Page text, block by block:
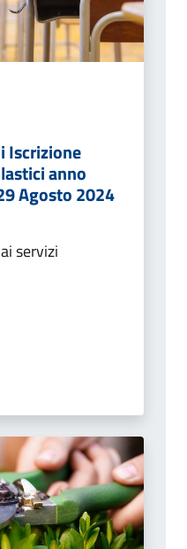
Iscrizione
anno
Agosto 2024
servizi